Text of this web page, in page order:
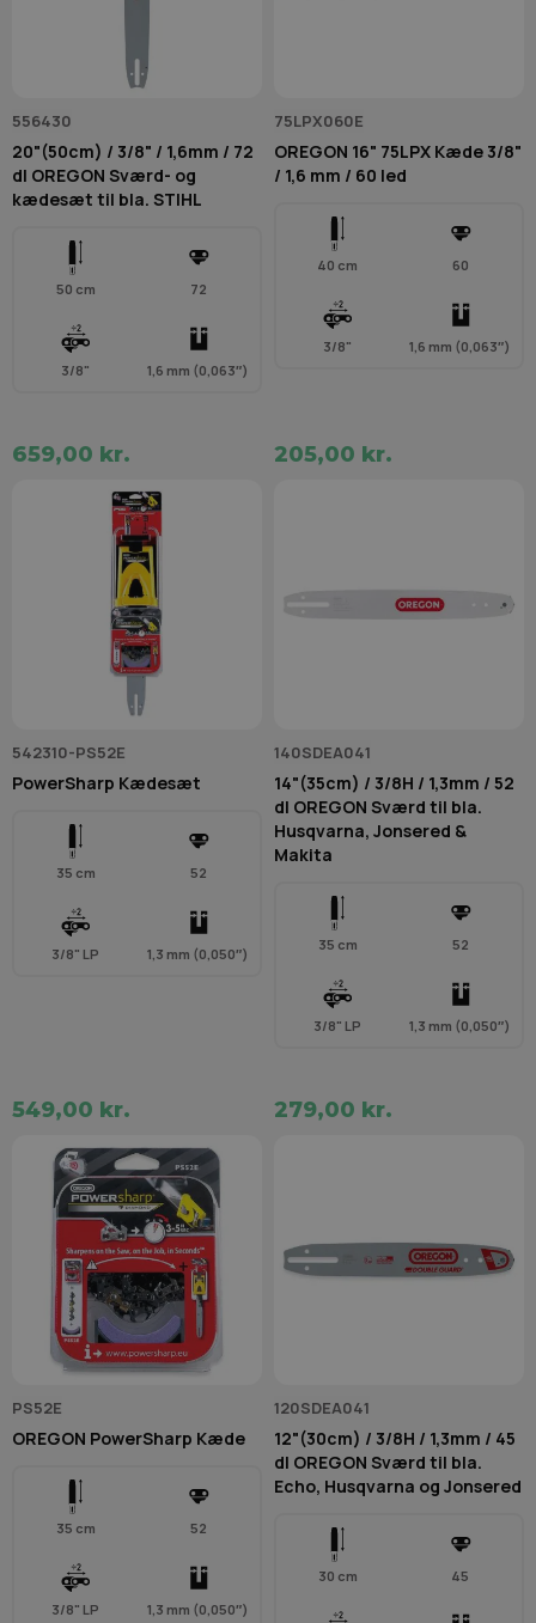
556430
20"(50cm) / 3/8" / 1,6mm / 72
dl OREGON Sværd- og
kædesæt til bla. STIHL
50 cm 72
3/8" 1,6 mm (0,063″)
659,00 kr.
75LPX060E
OREGON 16" 75LPX Kæde 3/8"
/ 1,6 mm / 60 led
40 cm 60
3/8" 1,6 mm (0,063″)
205,00 kr.
542310-PS52E
PowerSharp Kædesæt
35 cm 52
3/8" LP 1,3 mm (0,050″)
549,00 kr.
140SDEA041
14"(35cm) / 3/8H / 1,3mm / 52
dl OREGON Sværd til bla.
Husqvarna, Jonsered &
Makita
35 cm 52
3/8" LP 1,3 mm (0,050″)
279,00 kr.
PS52E
OREGON PowerSharp Kæde
35 cm 52
3/8" LP 1,3 mm (0,050″)
120SDEA041
12"(30cm) / 3/8H / 1,3mm / 45
dl OREGON Sværd til bla.
Echo, Husqvarna og Jonsered
30 cm 45